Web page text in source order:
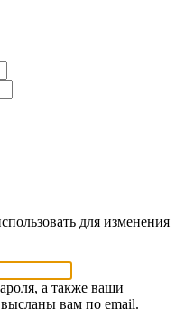
для изменения
а также ваши
вам по email.